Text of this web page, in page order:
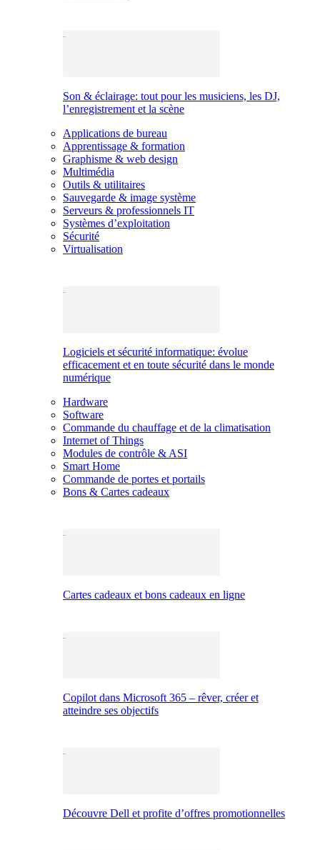
Son & éclairage: tout pour les musiciens, les DJ,
l’enregistrement et la scène
Applications de bureau
Apprentissage & formation
Graphisme & web design
Multimédia
Outils & utilitaires
Sauvegarde & image système
Serveurs & professionnels IT
Systèmes d’exploitation
Sécurité
Virtualisation
Logiciels et sécurité informatique: évolue
efficacement et en toute sécurité dans le monde
numérique
Hardware
Software
Commande du chauffage et de la climatisation
Internet of Things
Modules de contrôle & ASI
Smart Home
Commande de portes et portails
Bons & Cartes cadeaux
Cartes cadeaux et bons cadeaux en ligne
Copilot dans Microsoft 365 – rêver, créer et
atteindre ses objectifs
Découvre Dell et profite d’offres promotionnelles